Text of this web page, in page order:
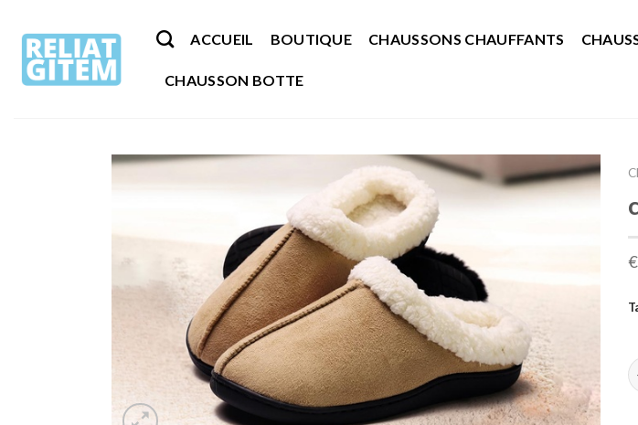
contenu
ACCUEIL BOUTIQUE CHAUSSONS CHAUFFANTS
CHAUSSON BOTTE
€